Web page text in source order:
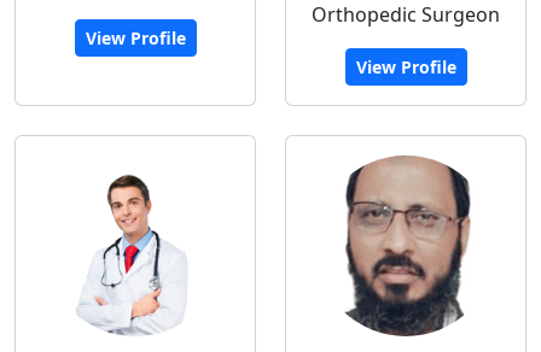
View Profile
Orthopedic Surgeon
View Profile